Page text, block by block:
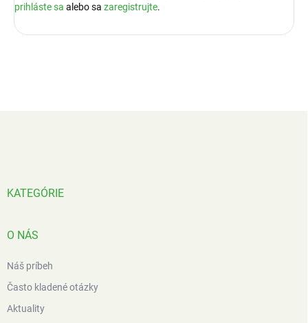
prihláste sa alebo sa zaregistrujte.
KATEGÓRIE
O NÁS
Náš príbeh
Často kladené otázky
Aktuality